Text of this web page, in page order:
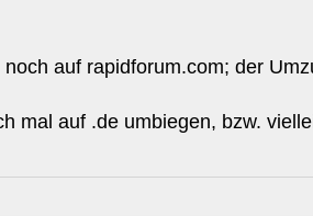
auf rapidforum.com; der
mal auf .de umbiegen, bzw.